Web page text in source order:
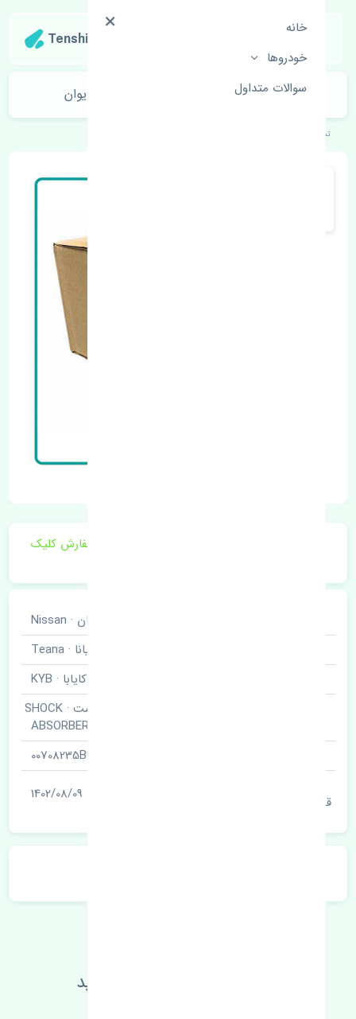
خانه
خودروها
سوالات متداول
Tenshipart
کمک فنر عقب راست نیسان تیانا KYB تایوان
تنشی‌پارت
برای اطلاع از موجودی و قیمت به روز روی ثبت سفارش کلیک
نیسان · Nissan
تیانا · Teana
کایابا · KYB
کمک فنر عقب راست · SHOCK
ABSORBER
00708235B4
قیمت
1402/08/09
اطلاعات فنی خود را بالا ببرید